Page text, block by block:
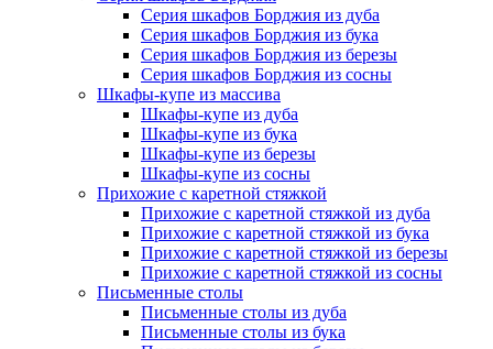
Серия шкафов Борджия из дуба
Серия шкафов Борджия из бука
Серия шкафов Борджия из березы
Серия шкафов Борджия из сосны
Шкафы-купе из массива
Шкафы-купе из дуба
Шкафы-купе из бука
Шкафы-купе из березы
Шкафы-купе из сосны
Прихожие с каретной стяжкой
Прихожие с каретной стяжкой из дуба
Прихожие с каретной стяжкой из бука
Прихожие с каретной стяжкой из березы
Прихожие с каретной стяжкой из сосны
Письменные столы
Письменные столы из дуба
Письменные столы из бука